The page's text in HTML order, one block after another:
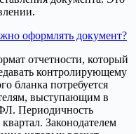
оформлять документ?
отчетности, который
контролирующему
бланка потребуется
выступающим в
Периодичность
Законодателем